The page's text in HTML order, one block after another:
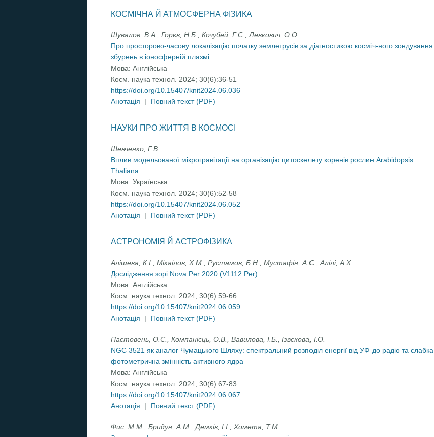
КОСМІЧНА Й АТМОСФЕРНА ФІЗИКА
Шувалов, В.А., Горєв, Н.Б., Кочубей, Г.С., Левкович, О.О.
Про просторово-часову локалізацію початку землетрусів за діагностикою косміч-ного зондування
збурень в іоносферній плазмі
Мова: Англійська
Косм. наука технол. 2024; 30(6):36-51
https://doi.org/10.15407/knit2024.06.036
Анотація
| Повний текст (PDF)
НАУКИ ПРО ЖИТТЯ В КОСМОСІ
Шевченко, Г.В.
Вплив модельованої мікрогравітації на організацію цитоскелету коренів рослин Arabidopsis
Thaliana
Мова: Українська
Косм. наука технол. 2024; 30(6):52-58
https://doi.org/10.15407/knit2024.06.052
Анотація
| Повний текст (PDF)
АСТРОНОМІЯ Й АСТРОФІЗИКА
Алішева, К.І., Мікаілов, Х.М., Рустамов, Б.Н., Мустафін, А.С., Алілі, А.Х.
Дослідження зорі Nova Per 2020 (V1112 Per)
Мова: Англійська
Косм. наука технол. 2024; 30(6):59-66
https://doi.org/10.15407/knit2024.06.059
Анотація
| Повний текст (PDF)
Пастовень, О.С., Компанієць, О.В., Вавилова, І.Б., Ізвєкова, І.О.
NGC 3521 як аналог Чумацького Шляху: спектральний розподіл енергії від УФ до радіо та слабка
фотометрична змінність активного ядра
Мова: Англійська
Косм. наука технол. 2024; 30(6):67-83
https://doi.org/10.15407/knit2024.06.067
Анотація
| Повний текст (PDF)
Фис, М.М., Бридун, А.М., Демків, І.І., Хомета, Т.М.